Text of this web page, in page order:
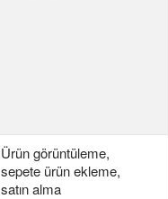
Ürün görüntüleme,
sepete ürün ekleme,
satın alma